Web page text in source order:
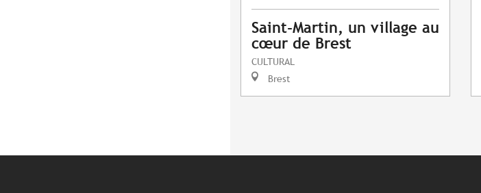
Saint-Martin, un village au
cœur de Brest
CULTURAL
Brest